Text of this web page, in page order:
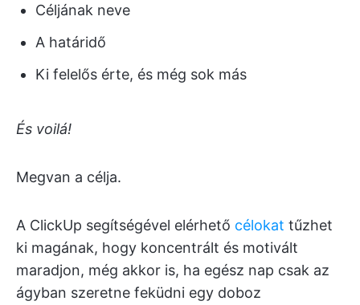
Céljának neve
A határidő
Ki felelős érte, és még sok más
És voilá!
Megvan a célja.
A ClickUp segítségével elérhető célokat tűzhet
ki magának, hogy koncentrált és motivált
maradjon, még akkor is, ha egész nap csak az
ágyban szeretne feküdni egy doboz